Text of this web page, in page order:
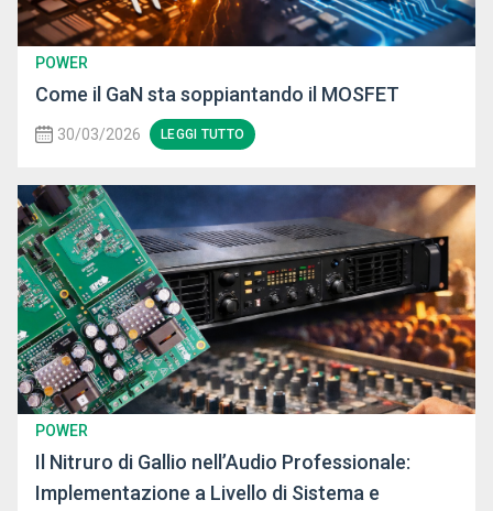
POWER
Come il GaN sta soppiantando il MOSFET
30/03/2026 LEGGI TUTTO
POWER
Il Nitruro di Gallio nell’Audio Professionale:
Implementazione a Livello di Sistema e